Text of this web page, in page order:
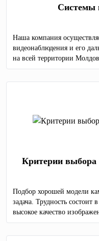
Системы
Наша компания
видеонаблюдения и его
на всей территории
Критерии выбора
Подбор хорошей модели
задача. Трудность
высокое качество
а дешевые модели не